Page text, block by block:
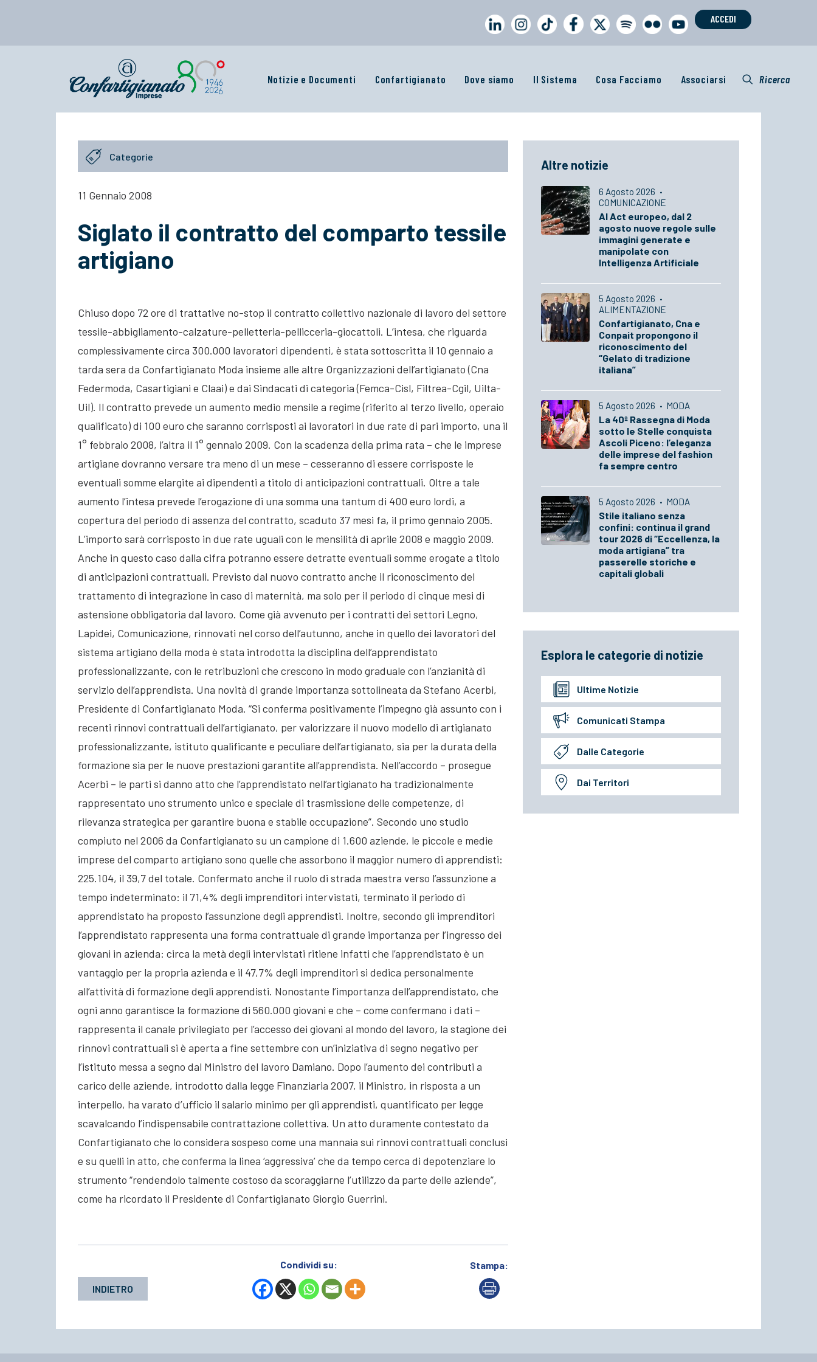
ACCEDI
Notizie e Documenti Confartigianato Dove siamo Il Sistema Cosa Facciamo Associarsi Ricerca
Categorie
11 Gennaio 2008
Siglato il contratto del comparto tessile
artigiano
Chiuso dopo 72 ore di trattative no-stop il contratto collettivo nazionale di lavoro del settore
tessile-abbigliamento-calzature-pelletteria-pellicceria-giocattoli. L’intesa, che riguarda
complessivamente circa 300.000 lavoratori dipendenti, è stata sottoscritta il 10 gennaio a
tarda sera da Confartigianato Moda insieme alle altre Organizzazioni dell’artigianato (Cna
Federmoda, Casartigiani e Claai) e dai Sindacati di categoria (Femca-Cisl, Filtrea-Cgil, Uilta-
Uil). Il contratto prevede un aumento medio mensile a regime (riferito al terzo livello, operaio
qualificato) di 100 euro che saranno corrisposti ai lavoratori in due rate di pari importo, una il
1° febbraio 2008, l’altra il 1° gennaio 2009. Con la scadenza della prima rata – che le imprese
artigiane dovranno versare tra meno di un mese – cesseranno di essere corrisposte le
eventuali somme elargite ai dipendenti a titolo di anticipazioni contrattuali. Oltre a tale
aumento l’intesa prevede l’erogazione di una somma una tantum di 400 euro lordi, a
copertura del periodo di assenza del contratto, scaduto 37 mesi fa, il primo gennaio 2005.
L’importo sarà corrisposto in due rate uguali con le mensilità di aprile 2008 e maggio 2009.
Anche in questo caso dalla cifra potranno essere detratte eventuali somme erogate a titolo
di anticipazioni contrattuali. Previsto dal nuovo contratto anche il riconoscimento del
trattamento di integrazione in caso di maternità, ma solo per il periodo di cinque mesi di
astensione obbligatoria dal lavoro. Come già avvenuto per i contratti dei settori Legno,
Lapidei, Comunicazione, rinnovati nel corso dell’autunno, anche in quello dei lavoratori del
sistema artigiano della moda è stata introdotta la disciplina dell’apprendistato
professionalizzante, con le retribuzioni che crescono in modo graduale con l’anzianità di
servizio dell’apprendista. Una novità di grande importanza sottolineata da Stefano Acerbi,
Presidente di Confartigianato Moda. “Si conferma positivamente l’impegno già assunto con i
recenti rinnovi contrattuali dell’artigianato, per valorizzare il nuovo modello di artigianato
professionalizzante, istituto qualificante e peculiare dell’artigianato, sia per la durata della
formazione sia per le nuove prestazioni garantite all’apprendista. Nell’accordo – prosegue
Acerbi – le parti si danno atto che l’apprendistato nell’artigianato ha tradizionalmente
rappresentato uno strumento unico e speciale di trasmissione delle competenze, di
rilevanza strategica per garantire buona e stabile occupazione”. Secondo uno studio
compiuto nel 2006 da Confartigianato su un campione di 1.600 aziende, le piccole e medie
imprese del comparto artigiano sono quelle che assorbono il maggior numero di apprendisti:
225.104, il 39,7 del totale. Confermato anche il ruolo di strada maestra verso l’assunzione a
tempo indeterminato: il 71,4% degli imprenditori intervistati, terminato il periodo di
apprendistato ha proposto l’assunzione degli apprendisti. Inoltre, secondo gli imprenditori
l’apprendistato rappresenta una forma contrattuale di grande importanza per l’ingresso dei
giovani in azienda: circa la metà degli intervistati ritiene infatti che l’apprendistato è un
vantaggio per la propria azienda e il 47,7% degli imprenditori si dedica personalmente
all’attività di formazione degli apprendisti. Nonostante l’importanza dell’apprendistato, che
ogni anno garantisce la formazione di 560.000 giovani e che – come confermano i dati –
rappresenta il canale privilegiato per l’accesso dei giovani al mondo del lavoro, la stagione dei
rinnovi contrattuali si è aperta a fine settembre con un’iniziativa di segno negativo per
l’istituto messa a segno dal Ministro del lavoro Damiano. Dopo l’aumento dei contributi a
carico delle aziende, introdotto dalla legge Finanziaria 2007, il Ministro, in risposta a un
interpello, ha varato d’ufficio il salario minimo per gli apprendisti, quantificato per legge
scavalcando l’indispensabile contrattazione collettiva. Un atto duramente contestato da
Confartigianato che lo considera sospeso come una mannaia sui rinnovi contrattuali conclusi
e su quelli in atto, che conferma la linea ‘aggressiva’ che da tempo cerca di depotenziare lo
strumento “rendendolo talmente costoso da scoraggiarne l’utilizzo da parte delle aziende”,
come ha ricordato il Presidente di Confartigianato Giorgio Guerrini.
INDIETRO
Condividi su: Stampa:
Altre notizie
6 Agosto 2026 ·
COMUNICAZIONE
AI Act europeo, dal 2
agosto nuove regole sulle
immagini generate e
manipolate con
Intelligenza Artificiale
5 Agosto 2026 ·
ALIMENTAZIONE
Confartigianato, Cna e
Conpait propongono il
riconoscimento del
“Gelato di tradizione
italiana”
5 Agosto 2026 · MODA
La 40ª Rassegna di Moda
sotto le Stelle conquista
Ascoli Piceno: l’eleganza
delle imprese del fashion
fa sempre centro
5 Agosto 2026 · MODA
Stile italiano senza
confini: continua il grand
tour 2026 di “Eccellenza, la
moda artigiana” tra
passerelle storiche e
capitali globali
Esplora le categorie di notizie
Ultime Notizie
Comunicati Stampa
Dalle Categorie
Dai Territori